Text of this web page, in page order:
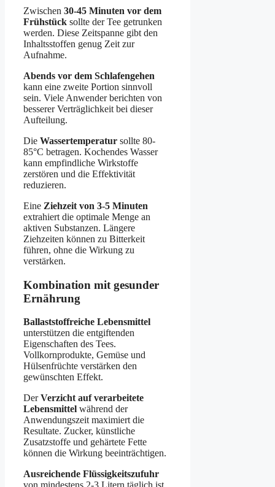
Zwischen 30-45 Minuten vor dem
Frühstück sollte der Tee getrunken
werden. Diese Zeitspanne gibt den
Inhaltsstoffen genug Zeit zur
Aufnahme.
Abends vor dem Schlafengehen
kann eine zweite Portion sinnvoll
sein. Viele Anwender berichten von
besserer Verträglichkeit bei dieser
Aufteilung.
Die Wassertemperatur sollte 80-
85°C betragen. Kochendes Wasser
kann empfindliche Wirkstoffe
zerstören und die Effektivität
reduzieren.
Eine Ziehzeit von 3-5 Minuten
extrahiert die optimale Menge an
aktiven Substanzen. Längere
Ziehzeiten können zu Bitterkeit
führen, ohne die Wirkung zu
verstärken.
Kombination mit gesunder
Ernährung
Ballaststoffreiche Lebensmittel
unterstützen die entgiftenden
Eigenschaften des Tees.
Vollkornprodukte, Gemüse und
Hülsenfrüchte verstärken den
gewünschten Effekt.
DerVerzicht auf verarbeitete
Lebensmittel während der
Anwendungszeit maximiert die
Resultate. Zucker, künstliche
Zusatzstoffe und gehärtete Fette
können die Wirkung beeinträchtigen.
Ausreichende Flüssigkeitszufuhr